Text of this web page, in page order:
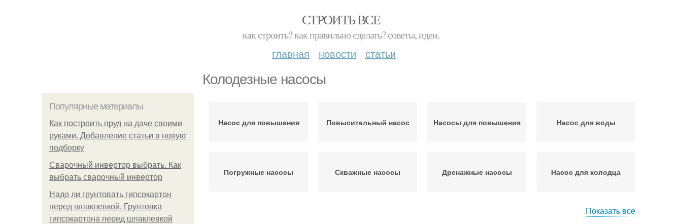
СТРОИТЬ ВСЕ
как строить? как правильно сделать? советы, идеи.
главная новости статьи
Колодезные насосы
Популярные материалы
Как построить пруд на даче своими
руками. Добавление статьи в новую
подборку
Сварочный инвертор выбрать. Как
выбрать сварочный инвертор
Надо ли грунтовать гипсокартон
перед шпаклевкой. Грунтовка
гипсокартона перед шпаклевкой
Насос для повышения Повысительный насос Насосы для повышения Насос для воды
Погружные насосы Скважные насосы Дренажные насосы Насос для колодца
Показать все